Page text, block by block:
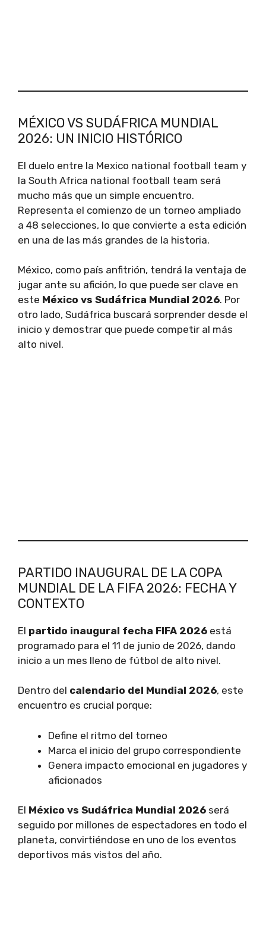
MÉXICO VS SUDÁFRICA MUNDIAL
2026: UN INICIO HISTÓRICO
El duelo entre la Mexico national football team y
la South Africa national football team será
mucho más que un simple encuentro.
Representa el comienzo de un torneo ampliado
a 48 selecciones, lo que convierte a esta edición
en una de las más grandes de la historia.
México, como país anfitrión, tendrá la ventaja de
jugar ante su afición, lo que puede ser clave en
este México vs Sudáfrica Mundial 2026. Por
otro lado, Sudáfrica buscará sorprender desde el
inicio y demostrar que puede competir al más
alto nivel.
PARTIDO INAUGURAL DE LA COPA
MUNDIAL DE LA FIFA 2026: FECHA Y
CONTEXTO
El partido inaugural fecha FIFA 2026 está
programado para el 11 de junio de 2026, dando
inicio a un mes lleno de fútbol de alto nivel.
Dentro del calendario del Mundial 2026, este
encuentro es crucial porque:
Define el ritmo del torneo
Marca el inicio del grupo correspondiente
Genera impacto emocional en jugadores y
aficionados
El México vs Sudáfrica Mundial 2026 será
seguido por millones de espectadores en todo el
planeta, convirtiéndose en uno de los eventos
deportivos más vistos del año.